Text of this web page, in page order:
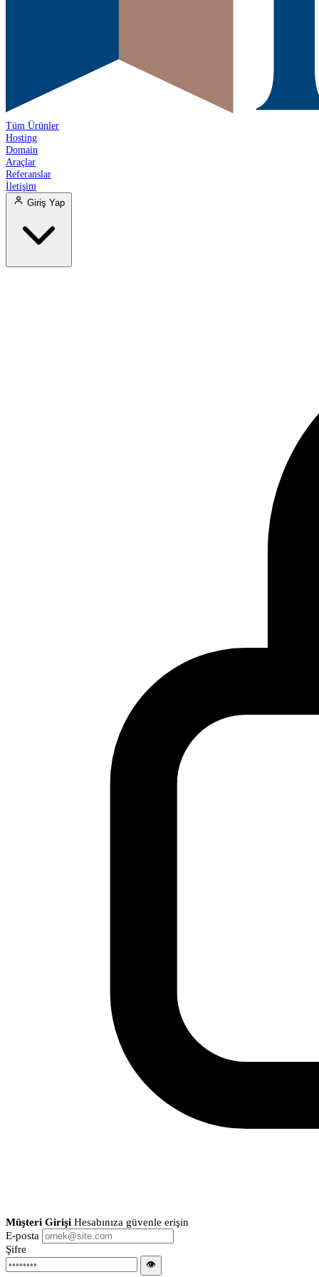
Tüm Ürünler
Hosting
Domain
Araçlar
Referanslar
İletişim
Giriş Yap
Müşteri Girişi Hesabınıza güvenle erişin
E-posta
Şifre
👁